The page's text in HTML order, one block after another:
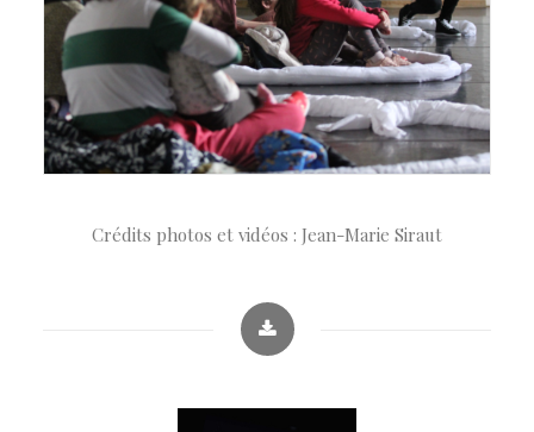
Crédits photos et vidéos : Jean-Marie Siraut